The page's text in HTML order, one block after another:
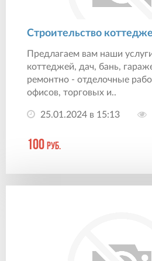
Строительство
Предлагаем вам наши
коттеджей, дач, бань,
ремонтно - отделочные
офисов, торговых и..
25.01.2024 в 15:13
100 руб.